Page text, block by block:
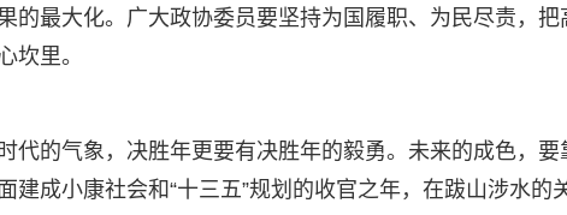
的最大化。广大政协委员要坚持为国履职、为民尽责，把
坎里。
代的气象，决胜年更要有决胜年的毅勇。未来的成色，
建成小康社会和“十三五”规划的收官之年，在跋山涉水的